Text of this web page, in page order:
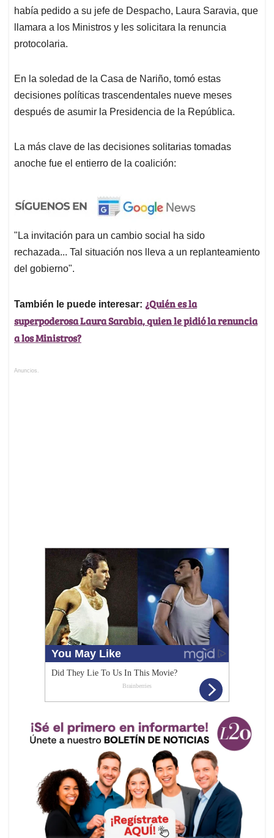
había pedido a su jefe de Despacho, Laura Saravia, que
llamara a los Ministros y les solicitara la renuncia
protocolaria.
En la soledad de la Casa de Nariño, tomó estas
decisiones políticas trascendentales nueve meses
después de asumir la Presidencia de la República.
La más clave de las decisiones solitarias tomadas
anoche fue el entierro de la coalición:
"La invitación para un cambio social ha sido
rechazada... Tal situación nos lleva a un replanteamiento
del gobierno".
También le puede interesar: ¿Quién es la
superpoderosa Laura Sarabia, quien le pidió la renuncia
a los Ministros?
Anuncios.